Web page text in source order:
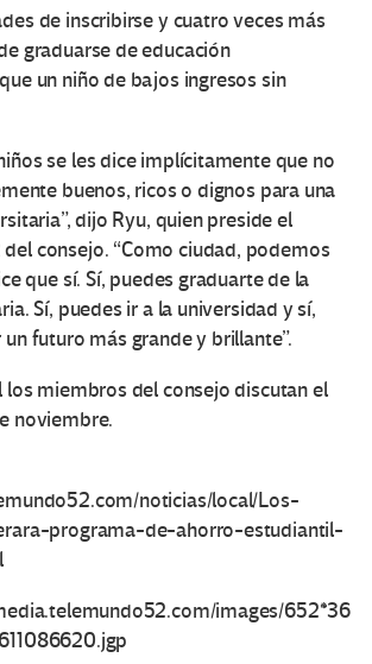
de inscribirse y cuatro veces más
graduarse de educación
un niño de bajos ingresos sin
se les dice implícitamente que no
buenos, ricos o dignos para una
dijo Ryu, quien preside el
del consejo. “Como ciudad, podemos
que sí. Sí, puedes graduarte de la
Sí, puedes ir a la universidad y sí,
futuro más grande y brillante”.
los miembros del consejo discutan el
noviembre.
noticias/local/Los-
programa-de-ahorro-estudiantil-
images/652*36